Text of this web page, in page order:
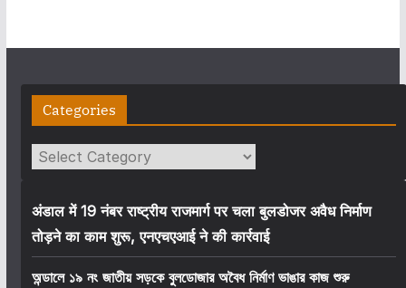
Categories
Categories
अंडाल में 19 नंबर राष्ट्रीय राजमार्ग पर चला बुलडोजर अवैध निर्माण
तोड़ने का काम शुरू, एनएचएआई ने की कार्रवाई
অন্ডালে ১৯ নং জাতীয় সড়কে বুলডোজার অবৈধ নির্মাণ ভাঙার কাজ শুরু